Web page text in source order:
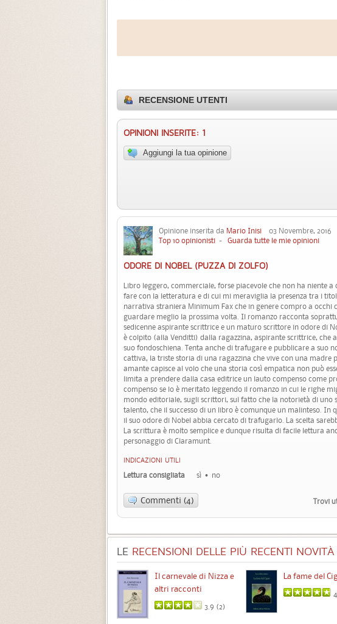
RECENSIONE UTENTI
OPINIONI INSERITE: 1
Aggiungi la tua opinione
Opinione inserita da Mario Inisi 03 Novembre, 2016
Top 10 opinionisti - Guarda tutte le mie opinioni
ODORE DI NOBEL (PUZZA DI ZOLFO)
Libro leggero, commerciale, forse piacevole che non ha niente a
fare con la letteratura e di cui mi meraviglia la presenza tra i
narrativa straniera Minimum Fax che in genere compro a occhi
guardare meglio la prossima volta. Il romanzo racconta
sedicenne aspirante scrittrice e un maturo scrittore in odore di
è colpito (alla Venditti) dalla ragazzina, aspirante scrittrice, che
suo fondoschiena. Tenta anche di trafugare e pubblicare a suo
cattiva, la triste storia di una ragazzina che vive con una madre
amante capisce al volo che una storia così empatica non può
limita a prendere dalla casa editrice un lauto compenso come
compenso se lo è meritato leggendo il romanzo in cui le righe
mondo editoriale, sugli scrittori, sul fatto che la notorietà di uno
talento, che il successo di un libro è comunque un malinteso. In
il suo odore di Nobel abbia cercato di trafugarlo. La scelta
La scrittura è molto semplice e dunque risulta di facile lettura
personaggio di Claramunt.
INDICAZIONI UTILI
Lettura consigliata sì no
Commenti (4) Trovi
LE RECENSIONI DELLE PIÙ RECENTI
Il carnevale di Nizza e
altri racconti
3.9 (2)
La fame del